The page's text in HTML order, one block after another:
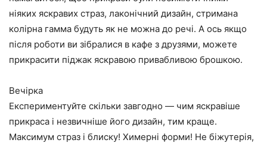
ніяких яскравих страз, лаконічний дизайн, стримана
колірна гамма будуть як не можна до речі. А ось якщо
після роботи ви зібралися в кафе з друзями, можете
прикрасити піджак яскравою привабливою брошкою.
Вечірка
Експериментуйте скільки завгодно — чим яскравіше
прикраса і незвичніше його дизайн, тим краще.
Максимум страз і блиску! Химерні форми! Не біжутерія,